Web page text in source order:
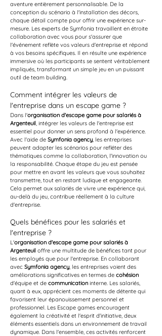
aventure entièrement personnalisable. De la
conception du scénario à l'installation des décors,
chaque détail compte pour offrir une expérience sur-
mesure. Les experts de Symfonia travaillent en étroite
collaboration avec vous pour s'assurer que
l'événement reflète vos valeurs d'entreprise et répond
à vos besoins spécifiques. Il en résulte une expérience
immersive où les participants se sentent véritablement
impliqués, transformant un simple jeu en un puissant
outil de team building.
Comment intégrer les valeurs de
l'entreprise dans un escape game ?
Dans l'organisation d'escape game pour salariés à
Argenteuil, intégrer les valeurs de l'entreprise est
essentiel pour donner un sens profond à l'expérience.
Avec l'aide de Symfonia agency, les entreprises
peuvent adapter les scénarios pour refléter des
thématiques comme la collaboration, l'innovation ou
la responsabilité. Chaque étape du jeu est pensée
pour mettre en avant les valeurs que vous souhaitez
transmettre, tout en restant ludique et engageante.
Cela permet aux salariés de vivre une expérience qui,
au-delà du jeu, contribue réellement à la culture
d'entreprise.
Quels bénéfices pour les salariés et
l'entreprise ?
L'organisation d'escape game pour salariés à
Argenteuil offre une multitude de bénéfices tant pour
les employés que pour l'entreprise. En collaborant
avec Symfonia agency, les entreprises voient des
améliorations significatives en termes de cohésion
d'équipe et de communication interne. Les salariés,
quant à eux, apprécient ces moments de détente qui
favorisent leur épanouissement personnel et
professionnel. Les Escape games encouragent
également la créativité et l'esprit d'initiative, deux
éléments essentiels dans un environnement de travail
dynamique. Dans l'ensemble, ces activités renforcent